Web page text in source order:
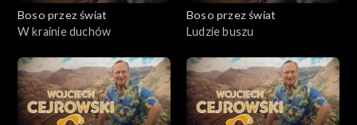
Boso przez świat
W krainie duchów
Boso przez świat
Ludzie buszu